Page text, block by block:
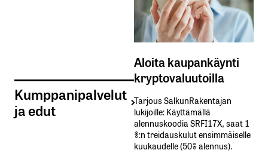
Kumppanipalvelut
ja edut
Aloita kaupankäynti
kryptovaluutoilla
Tarjous SalkunRakentajan
lukijoille: Käyttämällä​ ​
alennuskoodia​ ​SRFI17X,​ ​saat​ ​1
%:n treidauskulut​ ​ensimmäiselle​ ​
kuukaudelle​ ​(50%​ ​alennus).